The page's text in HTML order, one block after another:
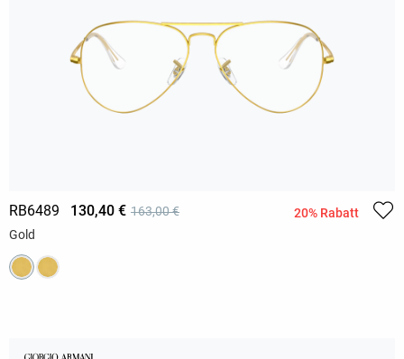
RB6489 130,40 € 163,00 €
20% Rabatt
Gold